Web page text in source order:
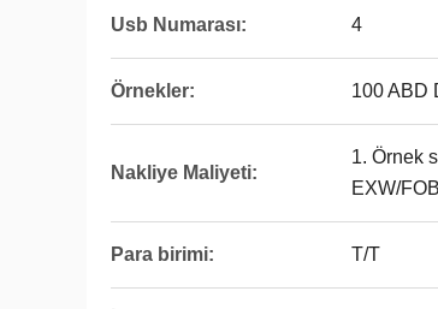
Usb Numarası: 4
Örnekler: 100 ABD
Nakliye Maliyeti:
1. Örnek
EXW/
Para birimi: T/T